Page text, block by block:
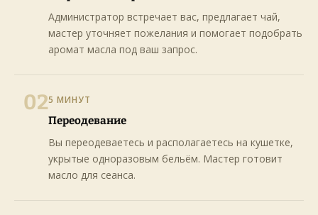
Администратор встречает вас, предлагает чай,
мастер уточняет пожелания и помогает подобрать
аромат масла под ваш запрос.
025 МИНУТ
Переодевание
Вы переодеваетесь и располагаетесь на кушетке,
укрытые одноразовым бельём. Мастер готовит
масло для сеанса.